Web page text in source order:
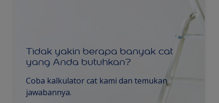
Tidak yakin berapa banyak cat
yang Anda butuhkan?
Coba kalkulator cat kami dan temukan
jawabannya.